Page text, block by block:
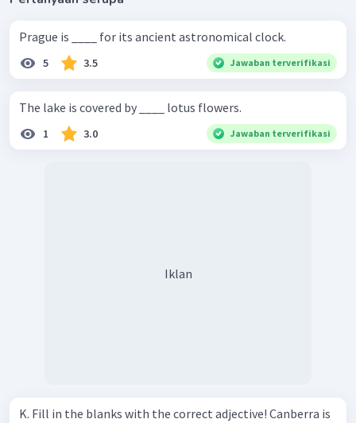
Prague is ____ for its ancient astronomical clock.
5 3.5 Jawaban terverifikasi
The lake is covered by ____ lotus flowers.
1 3.0 Jawaban terverifikasi
Iklan
K. Fill in the blanks with the correct adjective! Canberra is